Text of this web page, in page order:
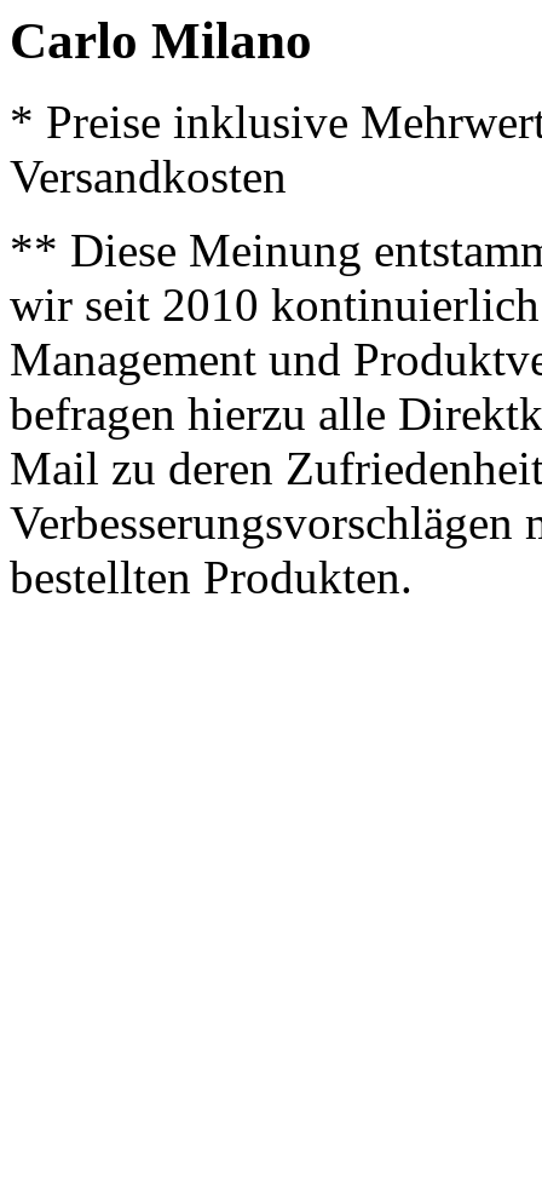
Carlo Milano
* Preise inklusive
Versandkosten
** Diese Meinung
wir seit 2010
Management und
befragen hierzu alle
Mail zu deren
bestellten Produkten.